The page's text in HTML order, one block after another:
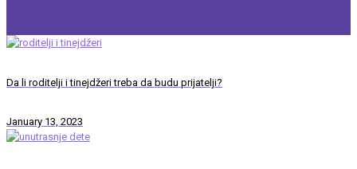
Da li roditelji i tinejdžeri treba da budu prijatelji?
January 13, 2023